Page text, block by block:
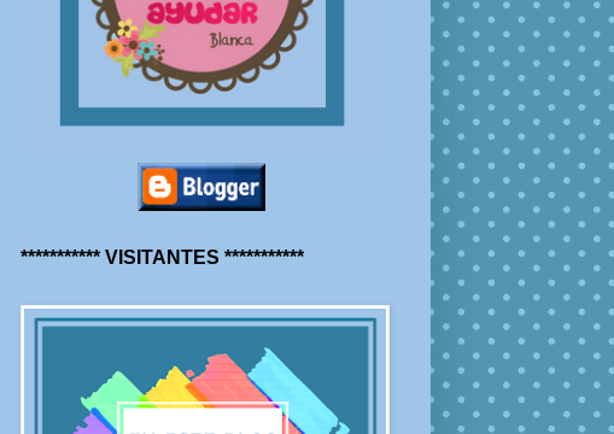
*********** VISITANTES ***********